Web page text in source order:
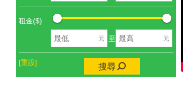
租金($)
元 至 元
[重設] 搜尋